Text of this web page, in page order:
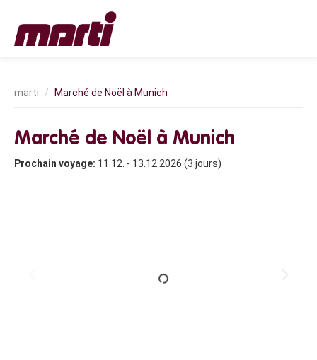
Marché de Noël à Munich
Marché de Noël à Munich
Prochain voyage: 11.12. - 13.12.2026 (3 jours)